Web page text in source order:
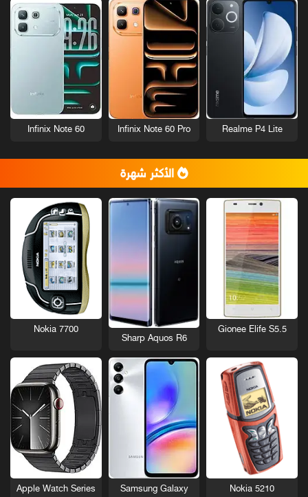
Realme P4 Lite
Infinix Note 60 Pro
Infinix Note 60
الأكثر شهرة
Gionee Elife S5.5
Sharp Aquos R6
Nokia 7700
Nokia 5210
Samsung Galaxy
Apple Watch Series